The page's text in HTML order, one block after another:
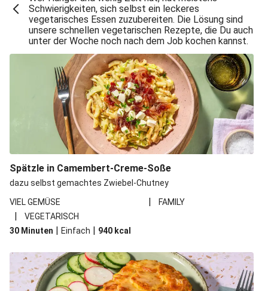
Scharfe Marokkanische Linsensuppe mit Bio-Feta
Vegane Beyond Meat Frikadelle mit Zwiebelsoße
Spätzle in Camembert-Creme-Soße
One Pan: Pikante Reispfanne nach Jambalaya-Art
Schwierigkeiten, sich selbst ein leckeres
vegetarisches Essen zuzubereiten. Die Lösung sind
unsere schnellen vegetarischen Rezepte, die Du auch
unter der Woche noch nach dem Job kochen kannst.
Spätzle in Camembert-Creme-Soße
dazu selbst gemachtes Zwiebel-Chutney
VIEL GEMÜSE
| FAMILY
|
VEGETARISCH
30 Minuten | Einfach | 940 kcal